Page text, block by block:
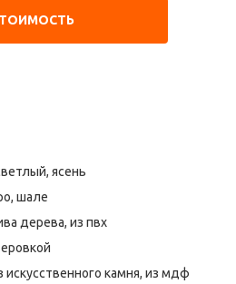
ясень
шале
дерева, из пвх
искусственного камня, из мдф